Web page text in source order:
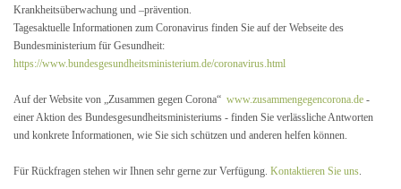
Krankheitsüberwachung und –prävention.
Tagesaktuelle Informationen zum Coronavirus finden Sie auf der Webseite des
Bundesministerium für Gesundheit:
https://www.bundesgesundheitsministerium.de/coronavirus.html
Auf der Website von „Zusammen gegen Corona“ www.zusammengegencorona.de -
einer Aktion des Bundesgesundheitsministeriums - finden Sie verlässliche Antworten
und konkrete Informationen, wie Sie sich schützen und anderen helfen können.
Für Rückfragen stehen wir Ihnen sehr gerne zur Verfügung. Kontaktieren Sie uns.